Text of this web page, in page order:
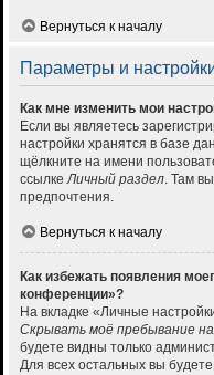
Вернуться к началу
Параметры и
Как мне изменить мои
Если вы являетесь
настройки хранятся в базе
щёлкните на имени
ссылкеЛичный раздел. Там
предпочтения.
Вернуться к началу
Как избежать появления
конференции»?
На вкладке «Личные
Скрывать моё пребывание
будете видны только
Для всех остальных вы